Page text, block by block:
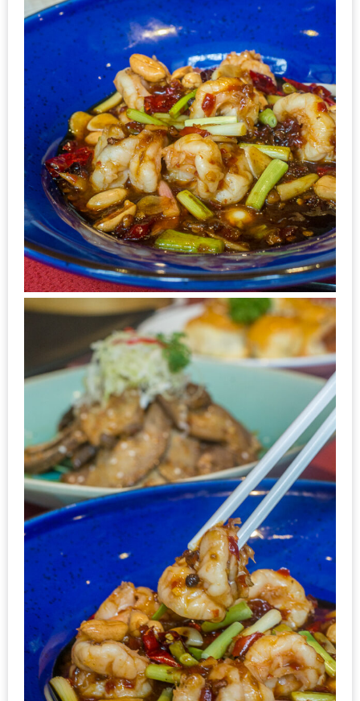
เด็ด
สำหรับ
คุณ
แม่
ที่รัก
2560
สบาย
ใจ๋…
สไตล์
นิมมาน
(ดี
คอน
เชียงใหม่
ส่วนลด
พิเศษ
ร้าน
อาหาร
ใน
เชียงใหม่
หนาว
ใช่
ไหม?
แวะ
ไป
ผิง